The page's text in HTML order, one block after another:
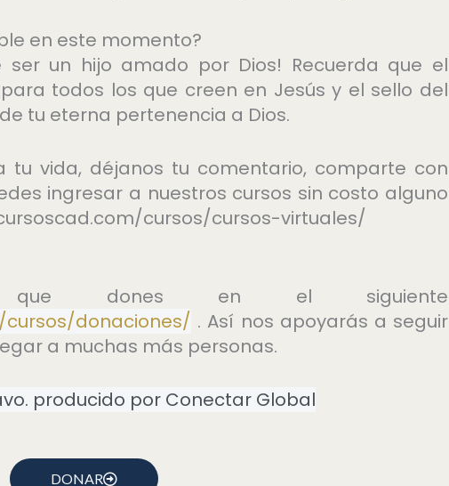
en este momento?
ser un hijo amado por Dios! Recuerda que el
todos los que creen en Jesús y el sello del
tu eterna pertenencia a Dios.
tu vida, déjanos tu comentario, comparte con
ingresar a nuestros cursos sin costo alguno
cursos/cursos-virtuales/
dones en el siguiente
donaciones/ . Así nos apoyarás a seguir
a muchas más personas.
producido por Conectar Global
DONAR